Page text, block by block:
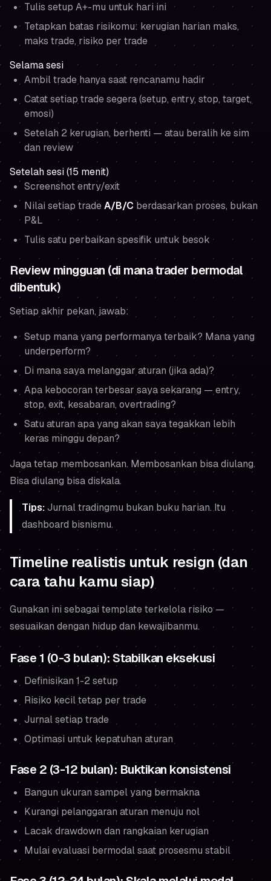
Tulis setup A+-mu untuk hari ini
Tetapkan batas risikomu: kerugian harian maks,
maks trade, risiko per trade
Selama sesi
Ambil trade hanya saat rencanamu hadir
Catat setiap trade segera (setup, entry, stop, target,
emosi)
Setelah 2 kerugian, berhenti — atau beralih ke sim
dan review
Setelah sesi (15 menit)
Screenshot entry/exit
Nilai setiap tradeA/B/C berdasarkan proses, bukan
P&L
Tulis satu perbaikan spesifik untuk besok
Review mingguan (di mana trader bermodal
dibentuk)
Setiap akhir pekan, jawab:
Setup mana yang performanya terbaik? Mana yang
underperform?
Di mana saya melanggar aturan (jika ada)?
Apa kebocoran terbesar saya sekarang — entry,
stop, exit, kesabaran, overtrading?
Satu aturan apa yang akan saya tegakkan lebih
keras minggu depan?
Jaga tetap membosankan. Membosankan bisa diulang.
Bisa diulang bisa diskala.
Tips:Jurnal tradingmu bukan buku harian. Itu
dashboard bisnismu.
Timeline realistis untuk resign (dan
cara tahu kamu siap)
Gunakan ini sebagai template terkelola risiko —
sesuaikan dengan hidup dan kewajibanmu.
Fase 1 (0-3 bulan): Stabilkan eksekusi
Definisikan 1-2 setup
Risiko kecil tetap per trade
Jurnal setiap trade
Optimasi untuk kepatuhan aturan
Fase 2 (3-12 bulan): Buktikan konsistensi
Bangun ukuran sampel yang bermakna
Kurangi pelanggaran aturan menuju nol
Lacak drawdown dan rangkaian kerugian
Mulai evaluasi bermodal saat prosesmu stabil